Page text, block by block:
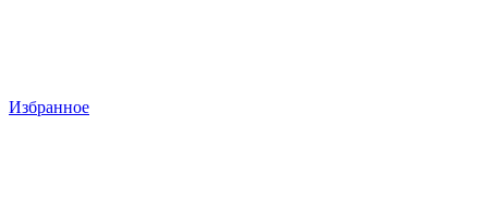
Избранное